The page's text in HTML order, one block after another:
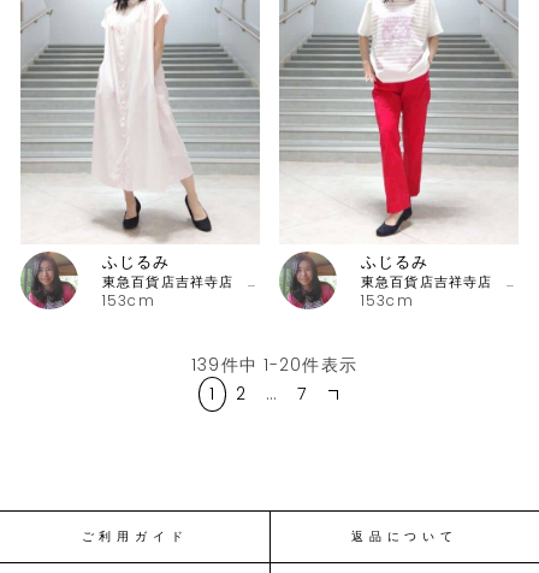
153cm
ふじるみ
東急百貨店吉祥寺店 ピッコーネ
153cm
ふじるみ
東急百貨店吉祥寺店 ピッコーネ
139件中 1-20件表示
1
2 … 7
ご利用ガイド 返品について